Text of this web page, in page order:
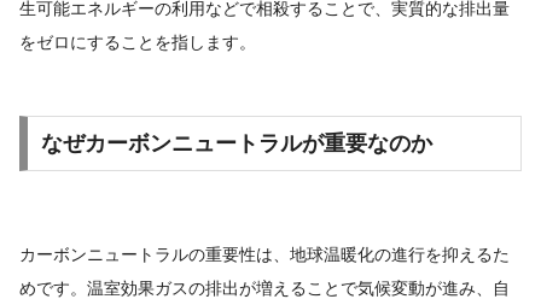
生可能エネルギーの利用などで相殺することで、実質的な排出量
をゼロにすることを指します。
なぜカーボンニュートラルが重要なのか
カーボンニュートラルの重要性は、地球温暖化の進行を抑えるた
めです。温室効果ガスの排出が増えることで気候変動が進み、自